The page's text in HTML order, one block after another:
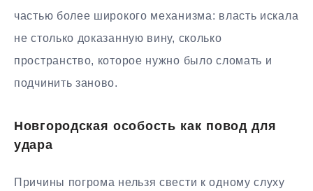
частью более широкого механизма: власть искала
не столько доказанную вину, сколько
пространство, которое нужно было сломать и
подчинить заново.
Новгородская особость как повод для
удара
Причины погрома нельзя свести к одному слуху